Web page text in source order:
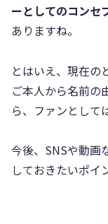
ーとしてのコンセ
ありますね。
とはいえ、現在の
ご本人から名前の
ら、ファンとして
今後、SNSや動画
しておきたいポイ